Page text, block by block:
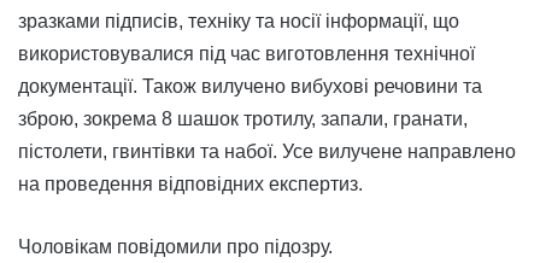
зразками підписів, техніку та носії інформації, що
використовувалися під час виготовлення технічної
документації. Також вилучено вибухові речовини та
зброю, зокрема 8 шашок тротилу, запали, гранати,
пістолети, гвинтівки та набої. Усе вилучене направлено
на проведення відповідних експертиз.
Чоловікам повідомили про підозру.